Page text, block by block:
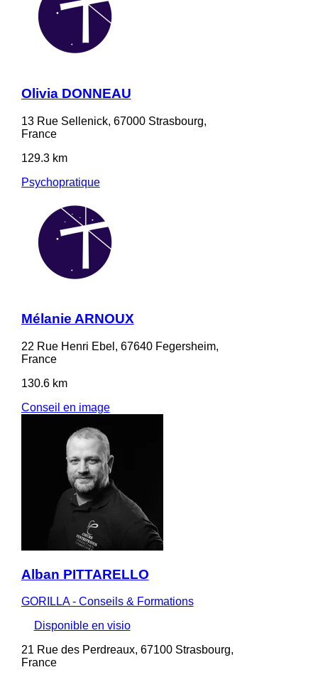
Olivia DONNEAU
13 Rue Sellenick, 67000 Strasbourg,
France
129.3 km
Psychopratique
Mélanie ARNOUX
22 Rue Henri Ebel, 67640 Fegersheim,
France
130.6 km
Conseil en image
Alban PITTARELLO
GORILLA - Conseils & Formations
Disponible en visio
21 Rue des Perdreaux, 67100 Strasbourg,
France